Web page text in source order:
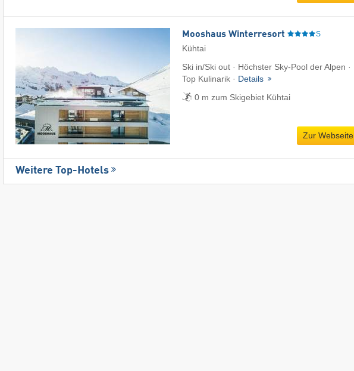
Mooshaus Winterresort S
Kühtai
Ski in/Ski out · Höchster Sky-Pool der Alpen ·
Top Kulinarik · Details
0 m zum Skigebiet Kühtai
Zur Webseite
Weitere Top-Hotels